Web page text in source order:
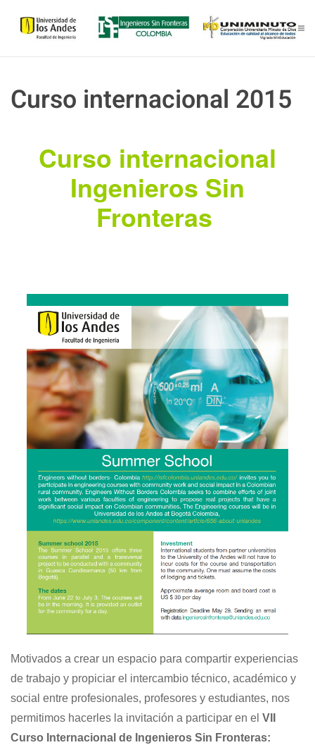
Skip to main content
Curso internacional 2015
Curso internacional
Ingenieros Sin
Fronteras
Motivados a crear un espacio para compartir experiencias
de trabajo y propiciar el intercambio técnico, académico y
social entre profesionales, profesores y estudiantes, nos
permitimos hacerles la invitación a participar en el VII
Curso Internacional de Ingenieros Sin Fronteras: